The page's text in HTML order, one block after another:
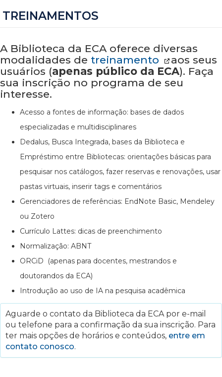
TREINAMENTOS
A Biblioteca da ECA oferece diversas
modalidades de treinamento
aos seus
usuários (apenas público da ECA). Faça
sua inscrição no programa de seu
interesse.
Acesso a fontes de informação: bases de dados
especializadas e multidisciplinares
Dedalus, Busca Integrada, bases da Biblioteca e
Empréstimo entre Bibliotecas: orientações básicas para
pesquisar nos catálogos, fazer reservas e renovações, usar
pastas virtuais, inserir tags e comentários
Gerenciadores de referências: EndNote Basic, Mendeley
ou Zotero
Currículo Lattes: dicas de preenchimento
Normalização: ABNT
ORCiD (apenas para docentes, mestrandos e
doutorandos da ECA)
Introdução ao uso de IA na pesquisa acadêmica
Aguarde o contato da Biblioteca da ECA por e-mail
ou telefone para a confirmação da sua inscrição. Para
ter mais opções de horários e conteúdos, entre em
contato conosco.